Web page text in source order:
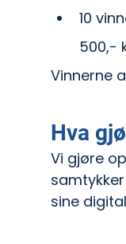
10
500,-
Vinnerne
Hva
Vi gjøre
sine